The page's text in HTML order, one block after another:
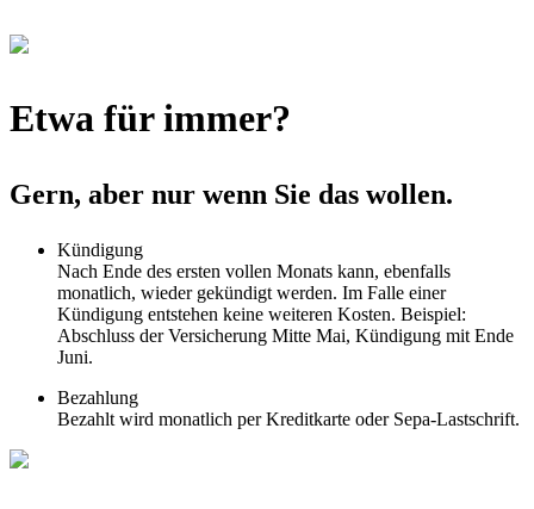
Etwa für immer?
Gern, aber nur wenn Sie das wollen.
Kündigung
Nach Ende des ersten vollen Monats kann, ebenfalls
monatlich, wieder gekündigt werden. Im Falle einer
Kündigung entstehen keine weiteren Kosten. Beispiel:
Abschluss der Versicherung Mitte Mai, Kündigung mit Ende
Juni.
Bezahlung
Bezahlt wird monatlich per Kreditkarte oder Sepa-Lastschrift.